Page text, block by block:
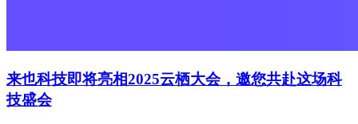
来也科技即将亮相2025云栖大会，邀您共赴这场科
技盛会